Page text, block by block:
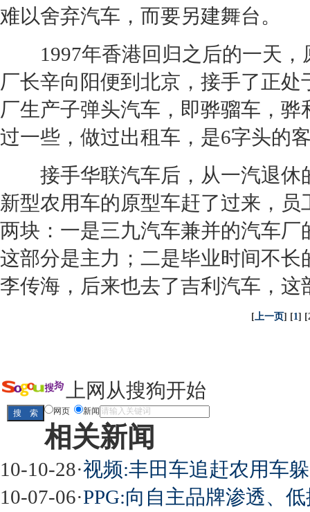
难以舍弃汽车，而要另建舞台。
1997年香港回归之后的一天，
厂长辛向阳便到北京，接手了正
厂生产子弹头汽车，即骅骝车，
过一些，做过出租车，是6字头的
接手华联汽车后，从一汽退休
新型农用车的原型车赶了过来，
两块：一是三九汽车兼并的汽车
这部分是主力；二是毕业时间不
李传海，后来也去了吉利汽车 ，
[上一页] [1]
上网从搜狗开始
网页 新闻
相关新闻
10-10-28·视频:丰田车追赶农用车
10-07-06·PPG:向自主品牌渗透、